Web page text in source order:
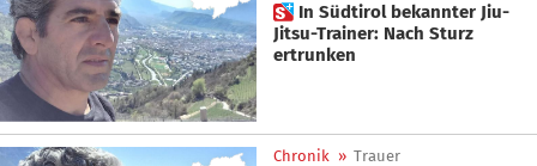
 In Südtirol bekannter Jiu-
Jitsu-Trainer: Nach Sturz
ertrunken
Chronik » Trauer